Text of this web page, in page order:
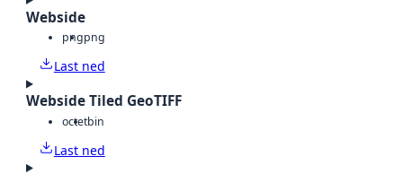
Webside
pngpng
Last ned
Webside Tiled GeoTIFF
octetbin
Last ned